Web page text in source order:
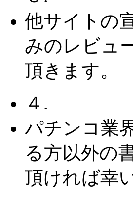
他サイトの
みのレビュ
頂きます。
４.
パチンコ業
る方以外の
頂ければ幸